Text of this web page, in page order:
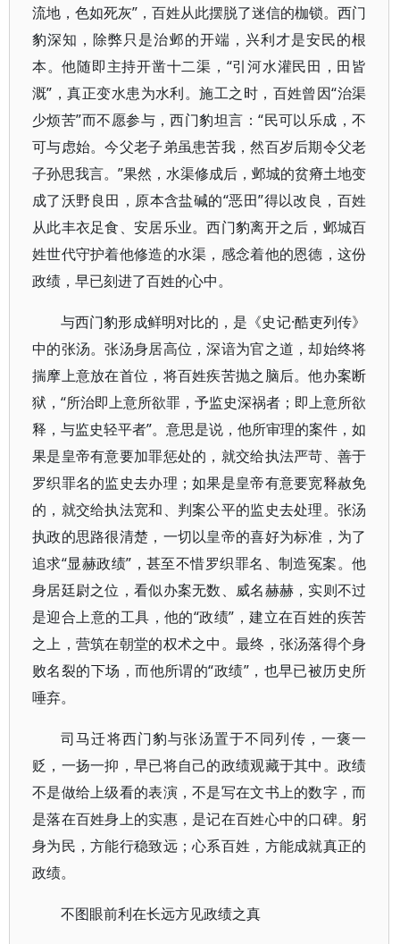
流地，色如死灰”，百姓从此摆脱了迷信的枷锁。西门
豹深知，除弊只是治邺的开端，兴利才是安民的根
本。他随即主持开凿十二渠，“引河水灌民田，田皆
溉”，真正变水患为水利。施工之时，百姓曾因“治渠
少烦苦”而不愿参与，西门豹坦言：“民可以乐成，不
可与虑始。今父老子弟虽患苦我，然百岁后期令父老
子孙思我言。”果然，水渠修成后，邺城的贫瘠土地变
成了沃野良田，原本含盐碱的“恶田”得以改良，百姓
从此丰衣足食、安居乐业。西门豹离开之后，邺城百
姓世代守护着他修造的水渠，感念着他的恩德，这份
政绩，早已刻进了百姓的心中。
与西门豹形成鲜明对比的，是《史记·酷吏列传》
中的张汤。张汤身居高位，深谙为官之道，却始终将
揣摩上意放在首位，将百姓疾苦抛之脑后。他办案断
狱，“所治即上意所欲罪，予监史深祸者；即上意所欲
释，与监史轻平者”。意思是说，他所审理的案件，如
果是皇帝有意要加罪惩处的，就交给执法严苛、善于
罗织罪名的监史去办理；如果是皇帝有意要宽释赦免
的，就交给执法宽和、判案公平的监史去处理。张汤
执政的思路很清楚，一切以皇帝的喜好为标准，为了
追求“显赫政绩”，甚至不惜罗织罪名、制造冤案。他
身居廷尉之位，看似办案无数、威名赫赫，实则不过
是迎合上意的工具，他的“政绩”，建立在百姓的疾苦
之上，营筑在朝堂的权术之中。最终，张汤落得个身
败名裂的下场，而他所谓的“政绩”，也早已被历史所
唾弃。
司马迁将西门豹与张汤置于不同列传，一褒一
贬，一扬一抑，早已将自己的政绩观藏于其中。政绩
不是做给上级看的表演，不是写在文书上的数字，而
是落在百姓身上的实惠，是记在百姓心中的口碑。躬
身为民，方能行稳致远；心系百姓，方能成就真正的
政绩。
不图眼前利在长远方见政绩之真